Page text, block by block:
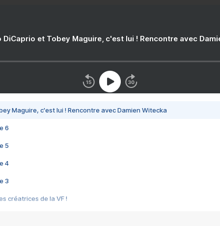
DiCaprio et Tobey Maguire, c'est lui ! Rencontre avec
Maguire, c'est lui ! Rencontre avec Damien Witecka
6
5
4
3
créatrices de la VF !